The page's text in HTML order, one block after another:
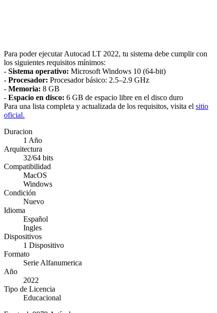
Para poder ejecutar Autocad LT 2022, tu sistema debe cumplir con
los siguientes requisitos mínimos:
- Sistema operativo: Microsoft Windows 10 (64-bit)
- Procesador: Procesador básico: 2.5–2.9 GHz
- Memoria: 8 GB
- Espacio en disco: 6 GB de espacio libre en el disco duro
Para una lista completa y actualizada de los requisitos, visita el sitio
oficial.
Duracion
1 Año
Arquitectura
32/64 bits
Compatibilidad
MacOS
Windows
Condición
Nuevo
Idioma
Español
Ingles
Dispositivos
1 Dispositivo
Formato
Serie Alfanumerica
Año
2022
Tipo de Licencia
Educacional